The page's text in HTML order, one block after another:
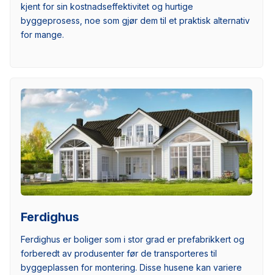
kjent for sin kostnadseffektivitet og hurtige
byggeprosess, noe som gjør dem til et praktisk alternativ
for mange.
Ferdighus
Ferdighus er boliger som i stor grad er prefabrikkert og
forberedt av produsenter før de transporteres til
byggeplassen for montering. Disse husene kan variere